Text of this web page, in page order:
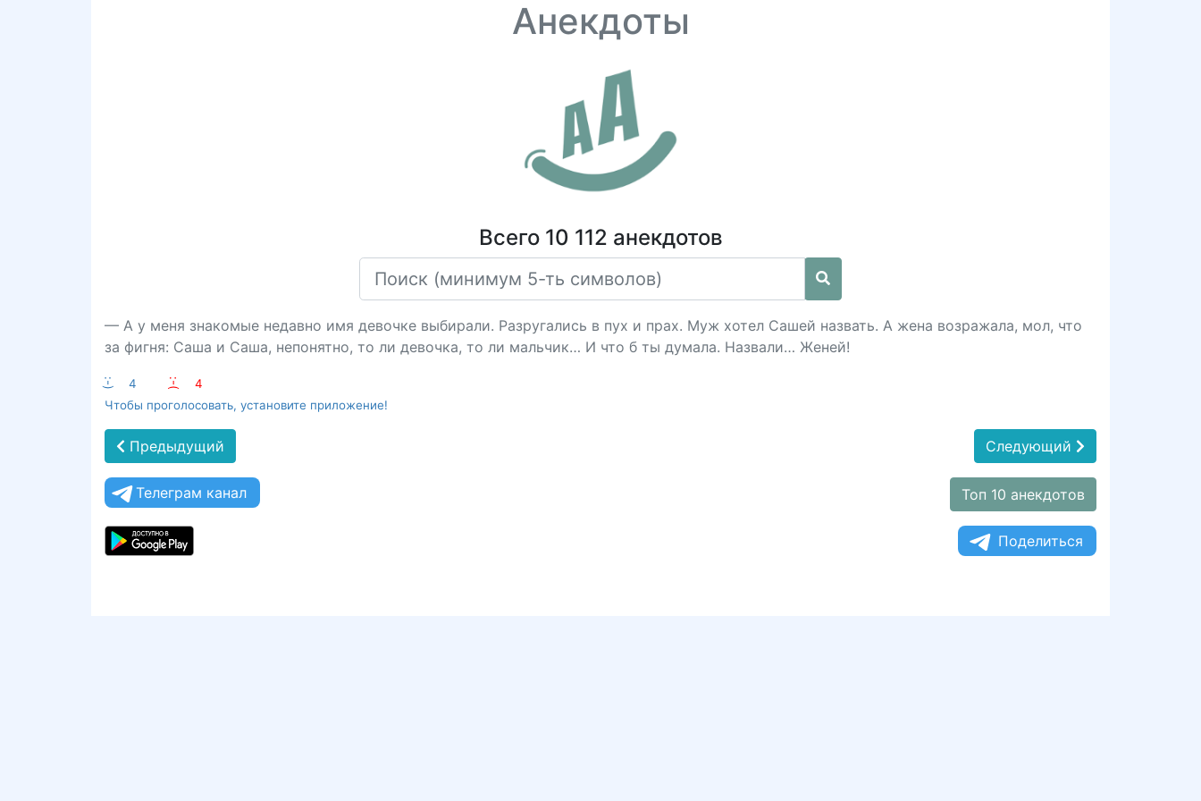
Анекдоты
Всего 10 112 анекдотов
— А у меня знакомые недавно имя девочке выбирали. Разругались в пух и прах. Муж хотел Сашей назвать. А жена возражала, мол, что
за фигня: Саша и Саша, непонятно, то ли девочка, то ли мальчик… И что б ты думала. Назвали… Женей!
:-) 4 :-(
4
Чтобы проголосовать, установите приложение!
Предыдущий Следующий
Телеграм канал Топ 10 анекдотов
Поделиться